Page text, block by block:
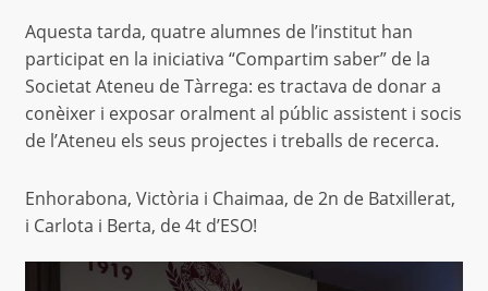
Aquesta tarda, quatre alumnes de l’institut han
participat en la iniciativa “Compartim saber” de la
Societat Ateneu de Tàrrega: es tractava de donar a
conèixer i exposar oralment al públic assistent i socis
de l’Ateneu els seus projectes i treballs de recerca.
Enhorabona, Victòria i Chaimaa, de 2n de Batxillerat,
i Carlota i Berta, de 4t d’ESO!